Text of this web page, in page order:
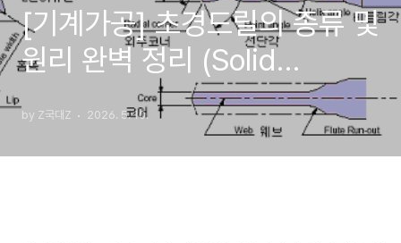
[기계가공] 초경드릴의 종류 및
원리 완벽 정리 (Solid
Carbide Drill)
by Z국대Z 2026. 5. 10.